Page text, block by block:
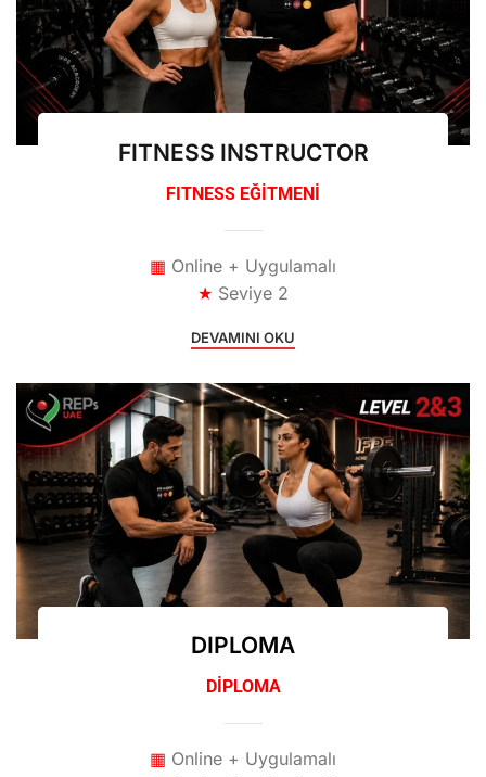
FITNESS INSTRUCTOR
FITNESS EĞİTMENİ
▦ Online + Uygulamalı
★ Seviye 2
DEVAMINI OKU
DIPLOMA
DİPLOMA
▦ Online + Uygulamalı